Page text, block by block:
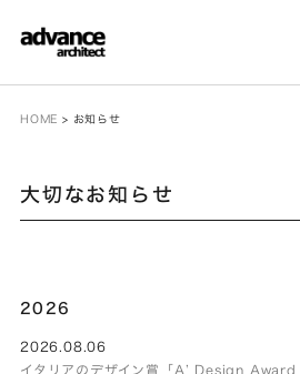
HOME > お知らせ
大切なお知らせ
2026
2026.08.06
イタリアのデザイン賞「A’ Design